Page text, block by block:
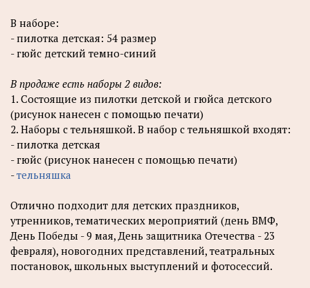
В наборе:
- пилотка детская: 54 размер
- гюйс детский темно-синий
В продаже есть наборы 2 видов:
1. Состоящие из пилотки детской и гюйса детского
(рисунок нанесен с помощью печати)
2. Наборы с тельняшкой. В набор с тельняшкой входят:
- пилотка детская
- гюйс (рисунок нанесен с помощью печати)
-тельняшка
Отлично подходит для детских праздников,
утренников, тематических мероприятий (день ВМФ,
День Победы - 9 мая, День защитника Отечества - 23
февраля), новогодних представлений, театральных
постановок, школьных выступлений и фотосессий.